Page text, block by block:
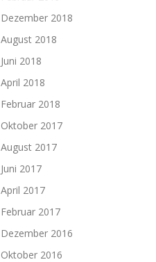
Dezember 2018
August 2018
Juni 2018
April 2018
Februar 2018
Oktober 2017
August 2017
Juni 2017
April 2017
Februar 2017
Dezember 2016
Oktober 2016